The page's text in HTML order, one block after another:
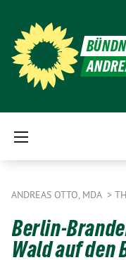
ANDREAS OTTO, MDA
Berlin-
Wald auf den